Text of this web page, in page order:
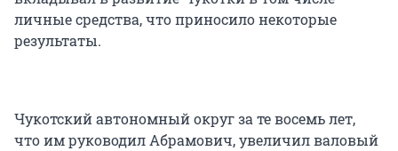
личные средства, что приносило некоторые
результаты.
Чукотский автономный округ за те восемь лет,
что им руководил Абрамович, увеличил валовый